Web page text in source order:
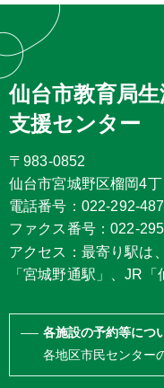
仙台市教育局
支援センター
〒983-0852
仙台市宮城野区榴岡4
電話番号：022-292-
ファクス番号：022-
アクセス：最寄り駅は
「宮城野通駅」、JR「
各施設の予約等につ
各地区市民センター